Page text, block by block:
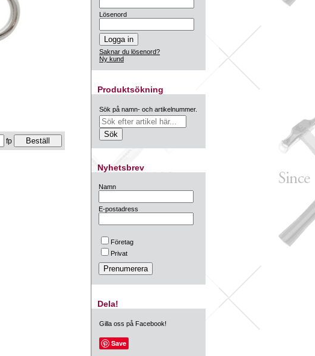
fp
Lösenord
Saknar du lösenord?
Ny kund
Produktsökning
Sök på namn- och artikelnummer.
Nyhetsbrev
Namn
E-postadress
Företag
Privat
Dela!
Gilla oss på Facebook!
Save